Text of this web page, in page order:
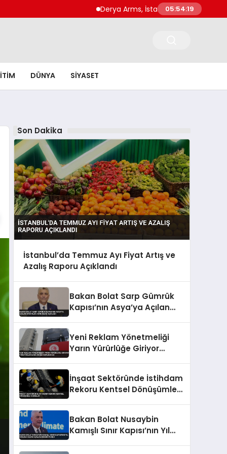
Derya Arms, İstanbul Prohunt 2026’da
05:54:20
DÜNYA SIYASET
Son Dakika
İstanbul’da Temmuz Ayı Fiyat Artış ve
Azalış Raporu Açıklandı
Bakan Bolat Sarp Gümrük
Kapısı’nın Asya’ya Açılan
Yeni Reklam Yönetmeliği
Yarın Yürürlüğe Giriyor
İnşaat Sektöründe İstihdam
Rekoru Kentsel Dönüşümle
Bakan Bolat Nusaybin
Kamışlı Sınır Kapısı’nın Yıl